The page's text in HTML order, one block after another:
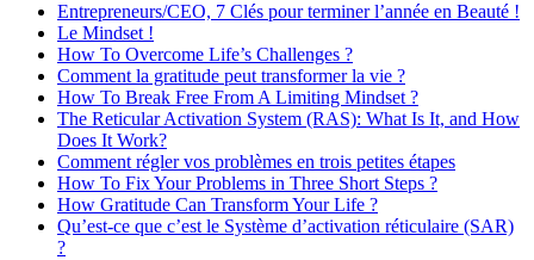
Entrepreneurs/CEO, 7 Clés pour terminer l’année en Beauté !
Le Mindset !
How To Overcome Life’s Challenges ?
Comment la gratitude peut transformer la vie ?
How To Break Free From A Limiting Mindset ?
The Reticular Activation System (RAS): What Is It, and How
Does It Work?
Comment régler vos problèmes en trois petites étapes
How To Fix Your Problems in Three Short Steps ?
How Gratitude Can Transform Your Life ?
Qu’est-ce que c’est le Système d’activation réticulaire (SAR)
?